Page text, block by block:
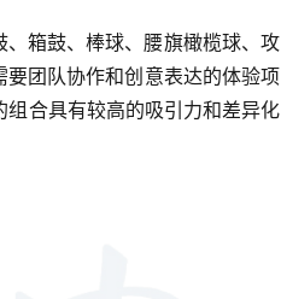
箱鼓、棒球、腰旗橄榄球、攻
团队协作和创意表达的体验项
组合具有较高的吸引力和差异化